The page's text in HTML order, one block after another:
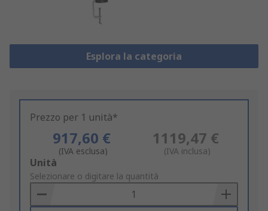
Esplora la categoria
Prezzo per 1 unità*
917,60 €
(IVA esclusa)
1119,47 €
(IVA inclusa)
Add
to
Basket
Unità
Selezionare o digitare la quantità